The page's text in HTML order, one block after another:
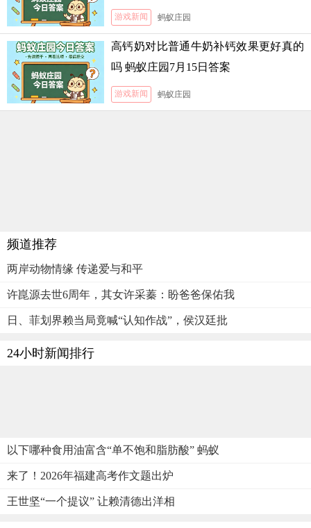
游戏新闻 蚂蚁庄园
高钙奶对比普通牛奶补钙效果更好真的
吗 蚂蚁庄园7月15日答案
游戏新闻 蚂蚁庄园
频道推荐
两岸动物情缘 传递爱与和平
许崑源去世6周年，其女许采蓁：盼爸爸保佑我
日、菲划界赖当局竟喊“认知作战”，侯汉廷批
24小时新闻排行
以下哪种食用油富含“单不饱和脂肪酸” 蚂蚁
来了！2026年福建高考作文题出炉
王世坚“一个提议” 让赖清德出洋相